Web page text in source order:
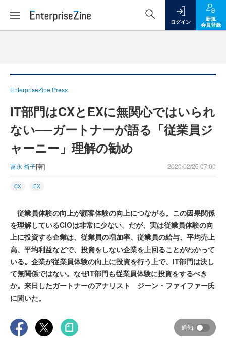
ログイン
新規
会員登録
EnterpriseZine Press
IT部門はCXとEXに無関心ではいられ
ない──ガートナーが語る「従業員ジ
ャーニー」理解の勧め
冨永 裕子[著] 2020/02/25 07:00
CX EX
従業員体験の向上が顧客体験の向上につながる。この因果関係
を理解しているCIOは非常に少ない。だが、実は従業員体験の向
上に投資する企業は、従業員の増加率、従業員の給与、平均売上
高、平均利益などで、投資をしない企業を上回ることがわかって
いる。企業が従業員体験の向上に投資を行う上で、IT部門は決し
て無関係ではない。なぜIT部門も従業員体験に投資をするべき
か。来日したガートナーのアナリスト ジーン・ファイファー氏
に聞いた。
通知